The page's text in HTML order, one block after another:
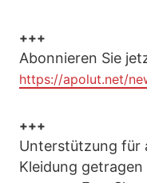
+++
Abonnieren Sie
https://apolut.net/
+++
Unterstützung für
Kleidung